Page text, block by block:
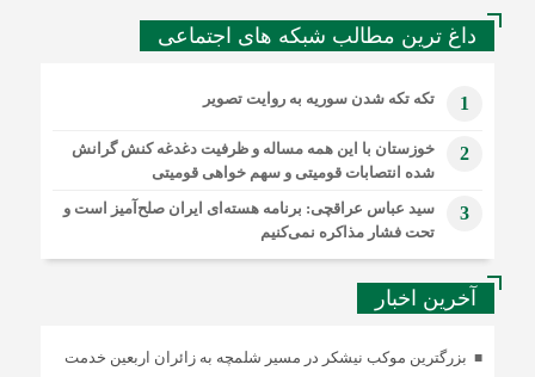
داغ ترین مطالب شبکه های اجتماعی
1 تکه تکه شدن سوریه به روایت تصویر
2
خوزستان با این همه مساله و ظرفیت دغدغه کنش گرانش
شده انتصابات قومیتی و سهم خواهی قومیتی
3
سید عباس عراقچی: برنامه هسته‌ای ایران صلح‌آمیز است و
تحت فشار مذاکره نمی‌کنیم
آخرین اخبار
بزرگترین موکب نیشکر در مسیر شلمچه به زائران اربعین خدمت